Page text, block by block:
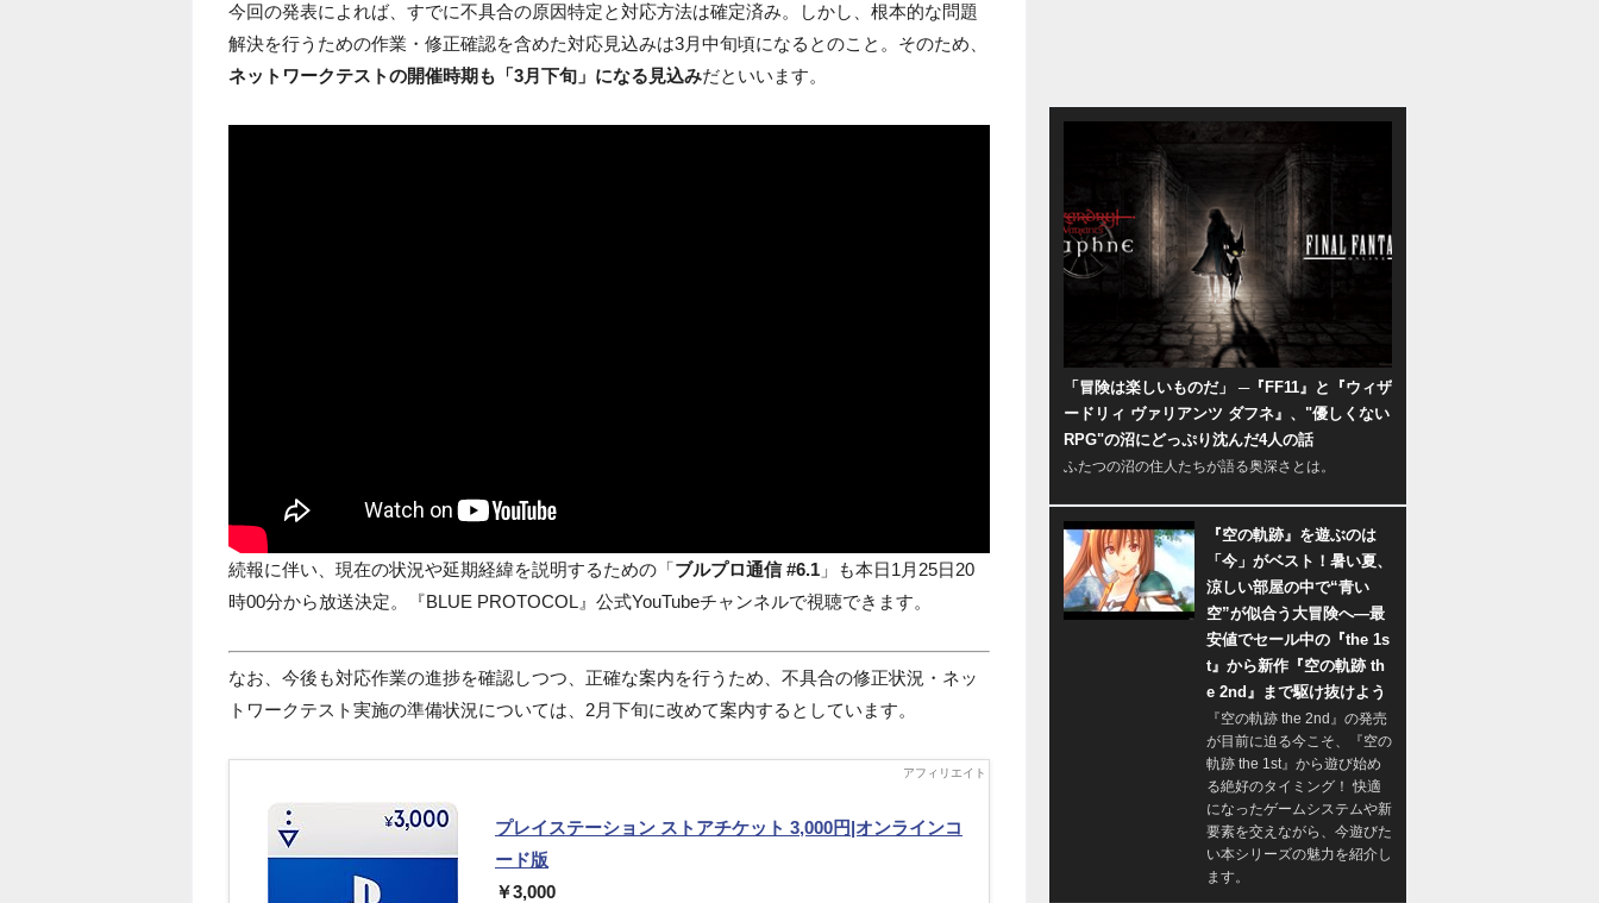
今回の発表によれば、すでに不具合の原因特定と対応方法は確定済み。しかし、根本的な問題
解決を行うための作業・修正確認を含めた対応見込みは3月中旬頃になるとのこと。そのため、
ネットワークテストの開催時期も「3月下旬」になる見込みだといいます。
続報に伴い、現在の状況や延期経緯を説明するための「ブルプロ通信 #6.1 」も本日1月25日20
時00分から放送決定。『BLUE PROTOCOL』公式YouTubeチャンネルで視聴できます。
なお、今後も対応作業の進捗を確認しつつ、正確な案内を行うため、不具合の修正状況・ネッ
トワークテスト実施の準備状況については、2月下旬に改めて案内するとしています。
プレイステーション ストアチケット 3,000円|オンラインコ
ード版
￥3,000
「冒険は楽しいものだ」 ─『FF11』と『ウィザ
ードリィ ヴァリアンツ ダフネ』、"優しくない
RPG"の沼にどっぷり沈んだ4人の話
ふたつの沼の住人たちが語る奥深さとは。
『空の軌跡』を遊ぶのは
「今」がベスト！暑い夏、
涼しい部屋の中で“青い
空”が似合う大冒険へ―最
安値でセール中の『the 1s
t』から新作『空の軌跡 th
e 2nd』まで駆け抜けよう
『空の軌跡 the 2nd』の発売
が目前に迫る今こそ、『空の
軌跡 the 1st』から遊び始め
る絶好のタイミング！ 快適
になったゲームシステムや新
要素を交えながら、今遊びた
い本シリーズの魅力を紹介し
ます。